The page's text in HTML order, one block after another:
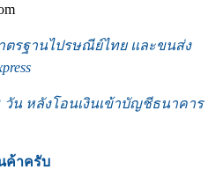
รฐานไปรษณีย์ไทย และขนส่ง
วัน หลังโอนเงินเข้าบัญชีธนาคาร
ค้าครับ